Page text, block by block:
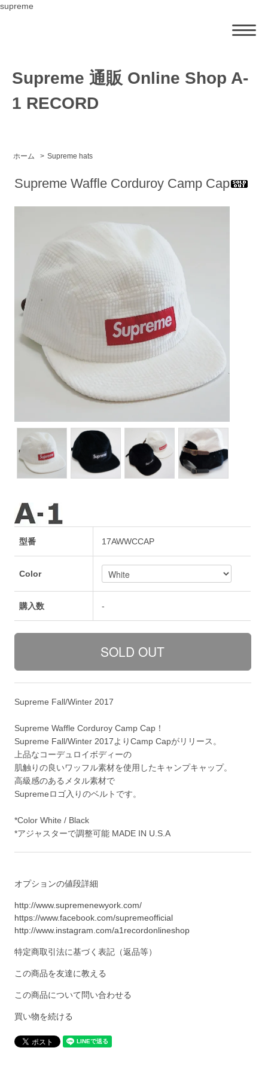
supreme
Supreme 通販 Online Shop A-
1 RECORD
ホーム > Supreme hats
Supreme Waffle Corduroy Camp Cap
型番 17AWWCCAP
Color
購入数 -
Supreme Fall/Winter 2017
Supreme Waffle Corduroy Camp Cap！
Supreme Fall/Winter 2017よりCamp Capがリリース。
上品なコーデュロイボディーの
肌触りの良いワッフル素材を使用したキャンプキャップ。
高級感のあるメタル素材で
Supremeロゴ入りのベルトです。
*Color White / Black
*アジャスターで調整可能 MADE IN U.S.A
オプションの値段詳細
http://www.supremenewyork.com/
https://www.facebook.com/supremeofficial
http://www.instagram.com/a1recordonlineshop
特定商取引法に基づく表記（返品等）
この商品を友達に教える
この商品について問い合わせる
買い物を続ける